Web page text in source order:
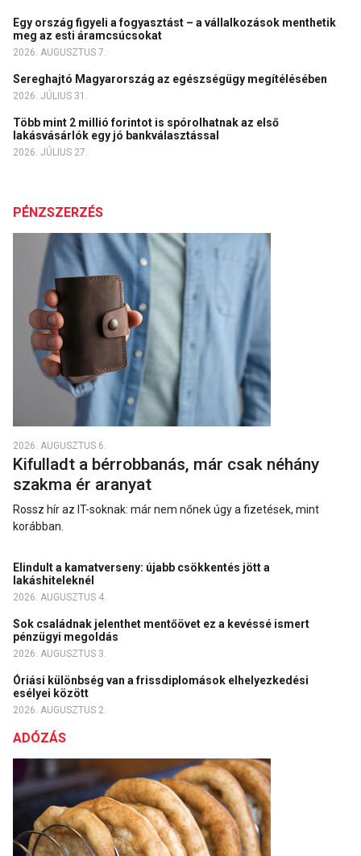
Egy ország figyeli a fogyasztást – a vállalkozások menthetik
meg az esti áramcsúcsokat
2026. AUGUSZTUS 7.
Sereghajtó Magyarország az egészségügy megítélésében
2026. JÚLIUS 31.
Több mint 2 millió forintot is spórolhatnak az első
lakásvásárlók egy jó bankválasztással
2026. JÚLIUS 27.
PÉNZSZERZÉS
2026. AUGUSZTUS 6.
Kifulladt a bérrobbanás, már csak néhány
szakma ér aranyat
Rossz hír az IT-soknak: már nem nőnek úgy a fizetések, mint
korábban.
Elindult a kamatverseny: újabb csökkentés jött a
lakáshiteleknél
2026. AUGUSZTUS 4.
Sok családnak jelenthet mentőövet ez a kevéssé ismert
pénzügyi megoldás
2026. AUGUSZTUS 3.
Óriási különbség van a frissdiplomások elhelyezkedési
esélyei között
2026. AUGUSZTUS 2.
ADÓZÁS